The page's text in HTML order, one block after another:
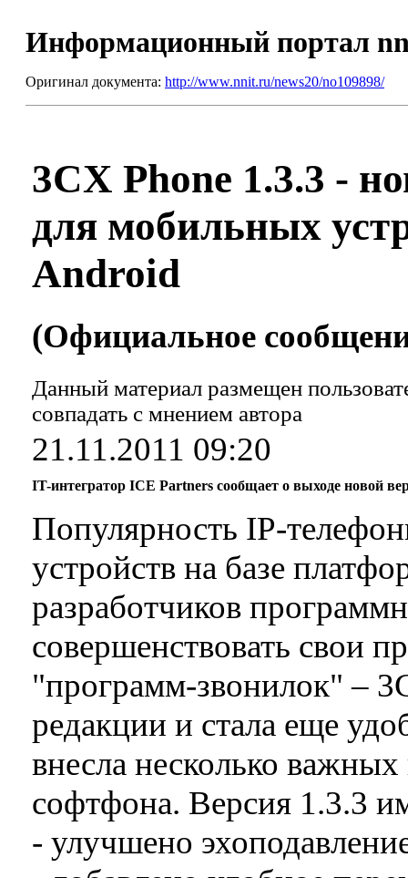
Информационный портал
Оригинал документа: http://www.nnit.ru/news20/no109898/
3CX Phone 1.3.3 -
для мобильных
Android
(Официальное
Данный материал размещен
совпадать с мнением автора
21.11.2011 09:20
IT-интегратор ICE Partners сообщает о выходе новой
Популярность IP-
устройств на базе
разработчиков
совершенствовать свои
"программ-звонилок" –
редакции и стала еще
внесла несколько
софтфона. Версия 1.3.3
- улучшено